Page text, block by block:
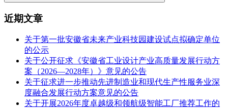
近期文章
关于第一批安徽省未来产业科技园建设试点拟确定单位
的公示
关于公开征求《安徽省工业设计产业高质量发展行动方
案（2026—2028年）》意见的公告
关于征求进一步推动先进制造业和现代生产性服务业深
度融合发展行动方案意见的公告
关于开展2026年度卓越级和领航级智能工厂推荐工作的